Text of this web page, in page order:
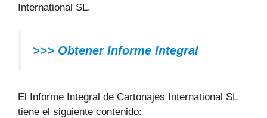
International SL.
>>> Obtener Informe Integral
El Informe Integral de Cartonajes International SL
tiene el siguiente contenido: